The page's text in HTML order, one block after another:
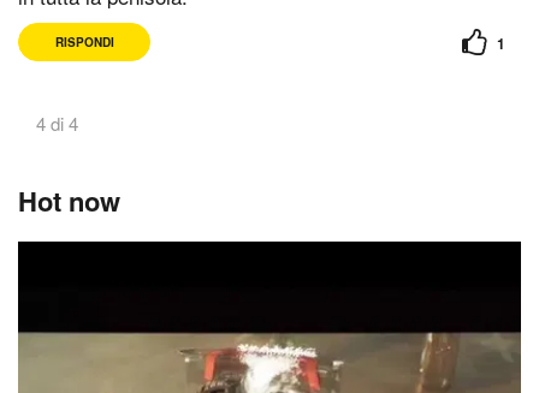
RISPONDI 1
4 di 4
Hot now